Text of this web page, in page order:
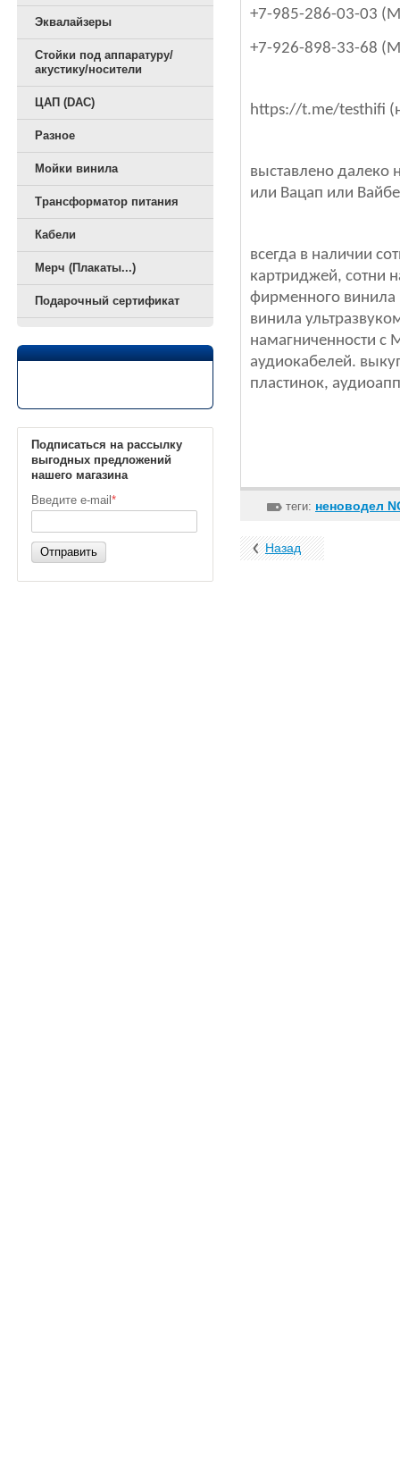
Эквалайзеры
Стойки под аппаратуру/
акустику/носители
ЦАП (DAC)
Разное
Мойки винила
Трансформатор питания
Кабели
Мерч (Плакаты...)
Подарочный сертификат
Подписаться на рассылку
выгодных предложений
нашего магазина
Введите e-mail *
Отправить
+7-985-286-03-03
+7-926-898-33-68
https://t.me/testhifi
выставлено далеко
или Вацап или
всегда в наличии
картриджей, сотни
фирменного
винила
намагниченности с
аудиокабелей.
пластинок,
теги: неноводел
Назад